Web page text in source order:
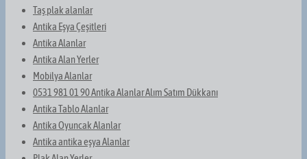
Taş plak alanlar
Antika Eşya Çeşitleri
Antika Alanlar
Antika Alan Yerler
Mobilya Alanlar
0531 981 01 90 Antika Alanlar Alım Satım Dükkanı
Antika Tablo Alanlar
Antika Oyuncak Alanlar
Antika antika eşya Alanlar